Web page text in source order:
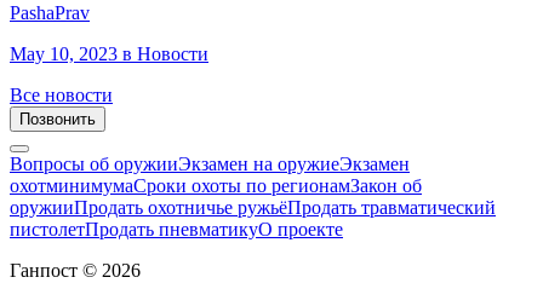
PashaPrav
May 10, 2023 в Новости
Все новости
Позвонить
Вопросы об оружииЭкзамен на оружиеЭкзамен
охотминимумаСроки охоты по регионамЗакон об
оружииПродать охотничье ружьёПродать травматический
пистолетПродать пневматикуО проекте
Ганпост © 2026